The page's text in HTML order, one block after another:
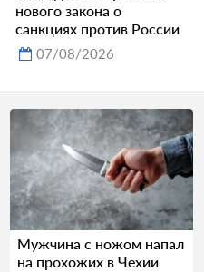
нового закона о
санкциях против России
07/08/2026
Мужчина с ножом напал
на прохожих в Чехии